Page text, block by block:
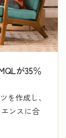
が35％
を作成し、
ンスに合